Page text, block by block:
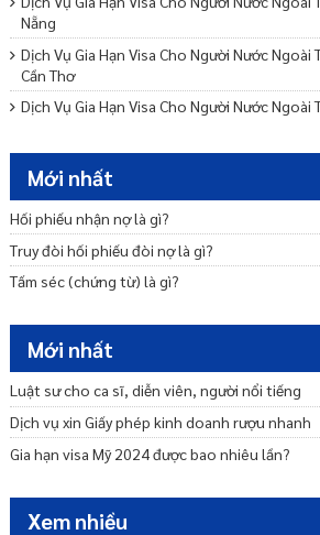
Nẵng
Dịch Vụ Gia Hạn Visa Cho Người Nước Ngoài
Cần Thơ
Dịch Vụ Gia Hạn Visa Cho Người Nước Ngoài
Cần Thơ
Dịch Vụ Gia Hạn Visa Cho Người Nước Ngoài
Thơ
Phí gia hạn visa mỹ hết bao nhiêu tiền? Mất
Dịch Vụ Gia Hạn Visa Cho Người Nước Ngoài
Cách gia hạn visa Mỹ online mới nhất hiện
Mới nhất
Hối phiếu nhận nợ là gì?
Truy đòi hối phiếu đòi nợ là gì?
Tấm séc (chứng từ) là gì?
Mới nhất
Luật sư cho ca sĩ, diễn viên, người nổi tiếng
Dịch vụ xin Giấy phép kinh doanh rượu nhanh
Gia hạn visa Mỹ 2024 được bao nhiêu lần?
Xem nhiều